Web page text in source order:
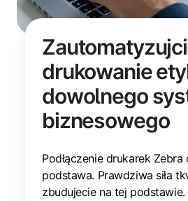
drukowanie
dowolnego
biznesowego
Podłączenie drukarek
podstawa. Prawdziwa siła
zbudujecie na tej podstawie.